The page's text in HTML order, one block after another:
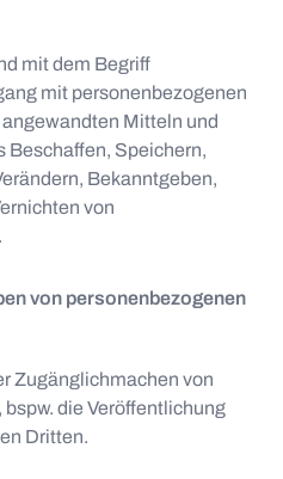
mit dem Begriff
mit personenbezogenen
Mitteln und
Beschaffen, Speichern,
Bekanntgeben,
von
von personenbezogenen
Zugänglichmachen von
die Veröffentlichung
Dritten.